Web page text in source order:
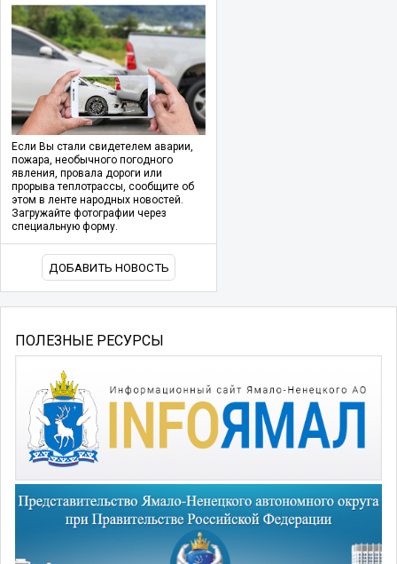
Если Вы стали свидетелем аварии,
пожара, необычного погодного
явления, провала дороги или
прорыва теплотрассы, сообщите об
этом в ленте народных новостей.
Загружайте фотографии через
специальную форму.
ДОБАВИТЬ НОВОСТЬ
ПОЛЕЗНЫЕ РЕСУРСЫ